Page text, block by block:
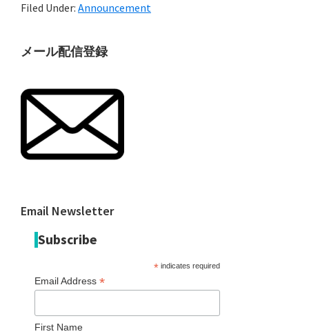
Filed Under: Announcement
最
の
イ
ド
ー
メール配信登録
Email Newsletter
Subscribe
*indicates required
Email Address *
First Name